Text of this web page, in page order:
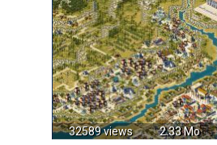
32589 views 2.33 Mo